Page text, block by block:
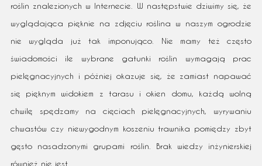
roślin znalezionych w Internecie. W następstwie dziwimy się, że
wyglądająca pięknie na zdjęciu roślina w naszym ogrodzie
nie wygląda już tak imponująco. Nie mamy też często
świadomości ile wybrane gatunki roślin wymagają prac
pielęgnacyjnych i później okazuje się, że zamiast napawać
się pięknym widokiem z tarasu i okien domu, każdą wolną
chwilę spędzamy na cięciach pielęgnacyjnych, wyrywaniu
chwastów czy niewygodnym koszeniu trawnika pomiędzy zbyt
gęsto nasadzonymi grupami roślin. Brak wiedzy inżynierskiej
również nie jest